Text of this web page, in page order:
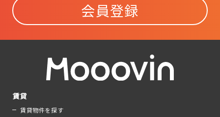
会員登録
賃貸
賃貸物件を探す